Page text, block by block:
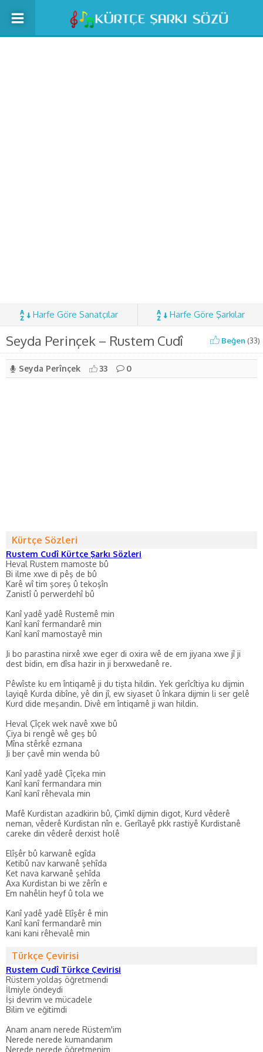
Harfe Göre Sanatçılar Harfe Göre Şarkılar
Seyda Perinçek – Rustem Cudî Beğen (33)
Seyda Perînçek 33 0
Kürtçe Sözleri
Rustem Cudî Kürtçe Şarkı Sözleri
Heval Rustem mamoste bû
Bi ilme xwe di pêş de bû
Karê wî tim şoreş û tekoşîn
Zanistî û perwerdehî bû
Kanî yadê yadê Rustemê min
Kanî kanî fermandarê min
Kanî kanî mamostayê min
Ji bo parastina nirxê xwe eger di oxira wê de em jiyana xwe jî ji
dest bidin, em dîsa hazir in ji berxwedanê re.
Pêwîste ku em întiqamê ji du tişta hildin. Yek gerîcîtiya ku dijmin
layiqê Kurda dibîne, yê din jî, ew siyaset û înkara dijmin li ser gelê
Kurd dide meşandin. Divê em întiqamê ji wan hildin.
Heval Çîçek wek navê xwe bû
Çiya bi rengê wê geş bû
Mîna stêrkê ezmana
Ji ber çavê min wenda bû
Kanî yadê yadê Çîçeka min
Kanî kanî fermandara min
Kanî kanî rêhevala min
Mafê Kurdistan azadkirin bû, Çimkî dijmin digot, Kurd vêderê
neman, vêderê Kurdistan nîn e. Gerîlayê pkk rastiyê Kurdistanê
careke din vêderê derxist holê
Elîşêr bû karwanê egîda
Ketibû nav karwanê şehîda
Ket nava karwanê şehîda
Axa Kurdistan bi we zêrîn e
Em nahêlin heyf û tola we
Kanî yadê yadê Elîşêr ê min
Kanî kanî fermandarê min
kani kani rêhevalê min
Türkçe Çevirisi
Rustem Cudî Türkçe Çevirisi
Rüstem yoldaş öğretmendi
İlmiyle öndeydi
İşi devrim ve mücadele
Bilim ve eğitimdi
Anam anam nerede Rüstem'im
Nerede nerede kumandanım
Nerede nerede öğretmenim